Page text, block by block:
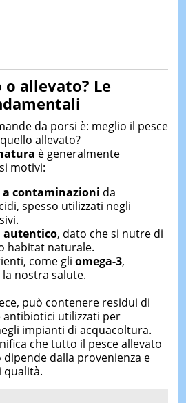
o allevato? Le
da porsi è: meglio il pesce
allevato?
è generalmente
motivi:
a contaminazioni da
spesso utilizzati negli
autentico, dato che si nutre di
habitat naturale.
come gli omega-3,
nostra salute.
può contenere residui di
antibiotici utilizzati per
impianti di acquacoltura.
che tutto il pesce allevato
dalla provenienza e
qualità.